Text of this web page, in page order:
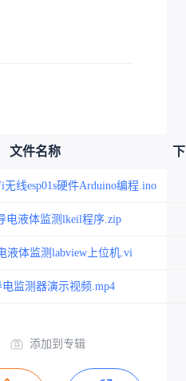
文件名称
无线esp01s硬件Arduino编程.ino
电液体监测lkeil程序.zip
液体监测labview上位机.vi
电监测器演示视频.mp4
添加到专辑